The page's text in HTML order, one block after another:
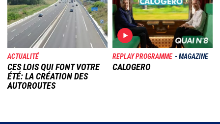
ACTUALITÉ
CES LOIS QUI FONT VOTRE
ÉTÉ: LA CRÉATION DES
AUTOROUTES
REPLAY PROGRAMME MAGAZINE
CALOGERO